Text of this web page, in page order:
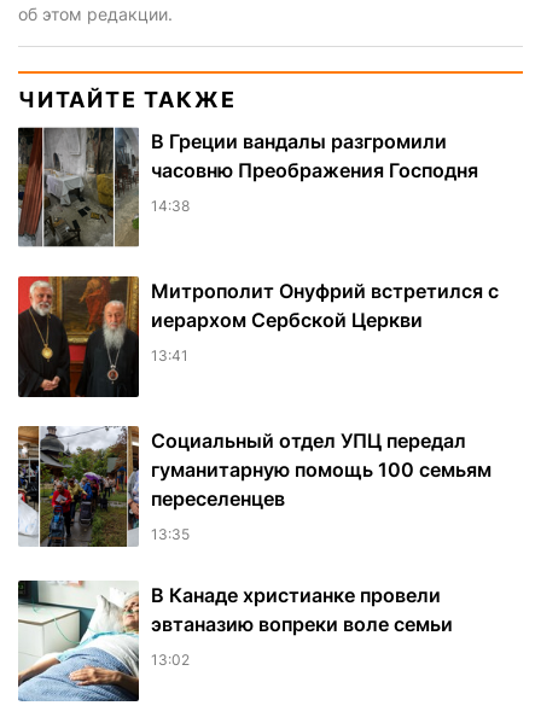
об этом редакции.
ЧИТАЙТЕ ТАКЖЕ
В Греции вандалы разгромили
часовню Преображения Господня
14:38
Митрополит Онуфрий встретился с
иерархом Сербской Церкви
13:41
Социальный отдел УПЦ передал
гуманитарную помощь 100 семьям
переселенцев
13:35
В Канаде христианке провели
эвтаназию вопреки воле семьи
13:02